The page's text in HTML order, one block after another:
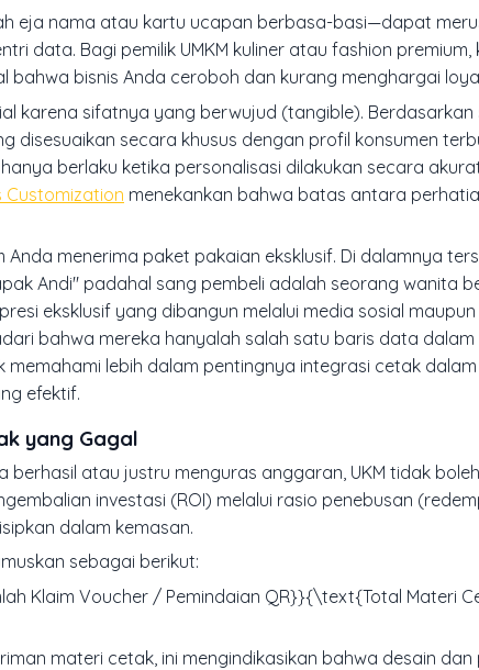
eja nama atau kartu ucapan berbasa-basi—dapat
data. Bagi pemilik UMKM kuliner atau fashion
bisnis Anda ceroboh dan kurang menghargai
karena sifatnya yang berwujud (tangible). Berdasarkan
disesuaikan secara khusus dengan profil konsumen
berlaku ketika personalisasi dilakukan secara
Customization menekankan bahwa batas antara
menerima paket pakaian eksklusif. Di dalamnya
Andi" padahal sang pembeli adalah seorang wanita
eksklusif yang dibangun melalui media sosial
bahwa mereka hanyalah salah satu baris data
lebih dalam pentingnya integrasi cetak dalam
efektif.
yang Gagal
berhasil atau justru menguras anggaran, UKM tidak
investasi (ROI) melalui rasio penebusan (
dalam kemasan.
sebagai berikut:
Klaim Voucher / Pemindaian QR}}{\text{Total Materi
materi cetak, ini mengindikasikan bahwa desain dan